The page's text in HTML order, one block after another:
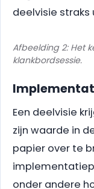
deelvisie straks
Afbeelding 2: Het
klankbordsessie.
Een deelvisie
zijn waarde in
papier over te
onder andere